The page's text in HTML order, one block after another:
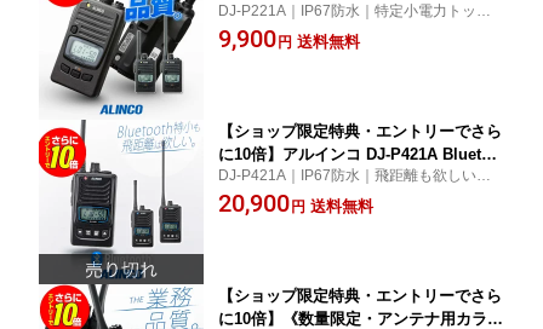
電力 トランシーバー / 無線機 免許不要
インカム 長距離 DJ-P221MA DJ-P221L
DJ-P221A｜IP67防水｜特定小電力トップ
クラスの飛距離性能で室内〜屋外と幅広く
使えて軽量・コンパクト。間違いない売れ
9,900 円 送料無料
【ショップ限定特典・エントリーでさら
に10倍】アルインコ DJ-P421A Bluetoo
th対応 特定小電力 トランシーバー / 無
線機 免許不要 インカム 小型 ワイヤレ
DJ-P421A｜IP67防水｜飛距離も欲しいしBl
uetoothも使いたいならコレ！使って間違い
ない特小トップクラスの業務品質はどこで
20,900 円 送料無料
【ショップ限定特典・エントリーでさら
に10倍】《数量限定・アンテナ用カラー